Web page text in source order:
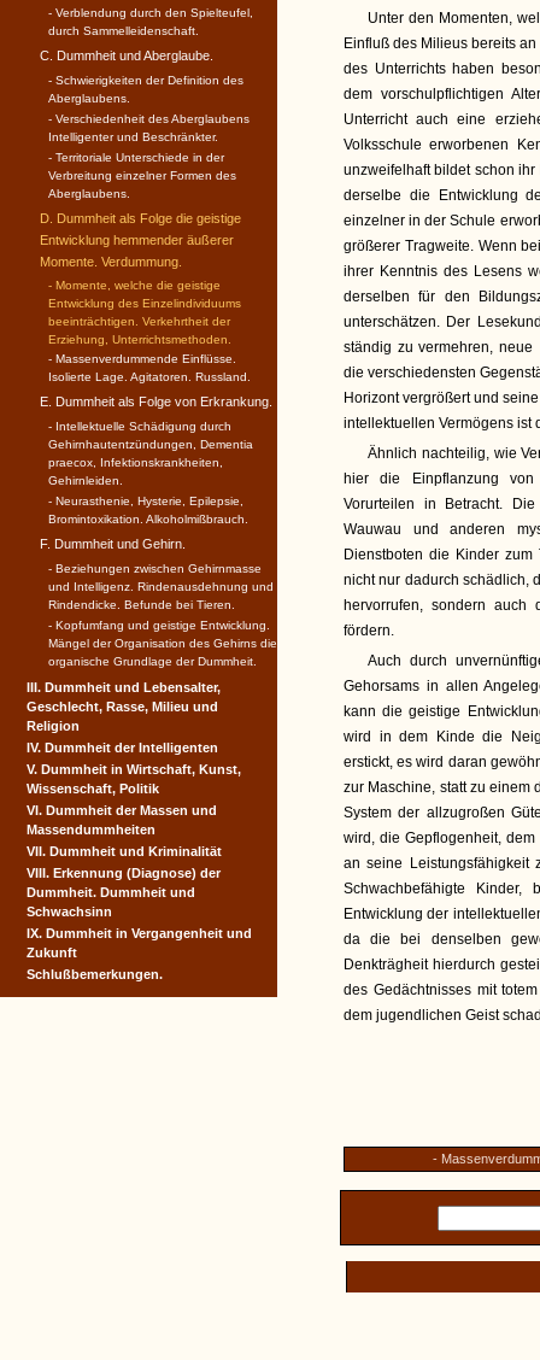
Unter den Momenten,
Einfluß des Milieus bereits
des Unterrichts haben
dem vorschulpflichtigen
Unterricht auch eine
Volksschule erworbenen
unzweifelhaft bildet schon
derselbe die Entwicklung
einzelner in der Schule
größerer Tragweite. Wenn
ihrer Kenntnis des Lesens
derselben für den
unterschätzen. Der
ständig zu vermehren,
die verschiedensten
Horizont vergrößert und
intellektuellen Vermögens ist
Ähnlich nachteilig, wie
hier die Einpflanzung von
Vorurteilen in Betracht.
Wauwau und anderen
Dienstboten die Kinder
nicht nur dadurch schädlich,
hervorrufen, sondern auch
fördern.
Auch durch
Gehorsams in allen
kann die geistige
wird in dem Kinde die
erstickt, es wird daran
zur Maschine, statt zu einem
System der allzugroßen
wird, die Gepflogenheit,
an seine Leistungsfähigkeit
Schwachbefähigte
Entwicklung der
da die bei denselben
Denkträgheit hierdurch
des Gedächtnisses mit
dem jugendlichen Geist
-
- Verblendung durch den Spiel­teufel,
durch Sammelleidenschaft.
C. Dummheit und Aberglaube.
- Schwierigkeiten der Definition des
Aberglaubens.
- Verschiedenheit des Aber­glaubens
Intelligenter und Beschränkter.
- Territoriale Unterschiede in der
Verbreitung einzelner Formen des
Aberglaubens.
D. Dummheit als Folge die geistige
Entwicklung hemmender äußerer
Momente. Verdummung.
- Momente, welche die geistige
Entwicklung des Einzelindividuums
beeinträchtigen. Verkehrtheit der
Erziehung, Unterrichtsmethoden.
- Massenverdummende Einflüsse.
Isolierte Lage. Agitatoren. Russland.
E. Dummheit als Folge von Erkrankung.
- Intellektuelle Schädigung durch
Gehirnhautentzündungen, Dementia
praecox, Infektions­krankheiten,
Gehirnleiden.
- Neurasthenie, Hysterie, Epilepsie,
Bromintoxikation. Alkoholmißbrauch.
F. Dummheit und Gehirn.
- Beziehungen zwischen Gehirn­masse
und Intelligenz. Rinden­ausdehnung und
Rindendicke. Befunde bei Tieren.
- Kopf­umfang und geistige Entwicklung.
Mängel der Organisa­tion des Gehirns die
organische Grundlage der Dummheit.
III. Dummheit und Lebensalter,
Geschlecht, Rasse, Milieu und
Religion
IV. Dummheit der Intelligenten
V. Dummheit in Wirtschaft, Kunst,
Wissenschaft, Politik
VI. Dummheit der Massen und
Massendummheiten
VII. Dummheit und Kriminalität
VIII. Erkennung (Diagnose) der
Dummheit. Dummheit und
Schwachsinn
IX. Dummheit in Vergangenheit und
Zukunft
Schlußbemerkungen.